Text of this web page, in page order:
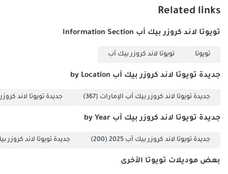
Related links
تويوتا لاند كروزر بيك آب Information Section
تويوتا تويوتا لاند كروزر بيك آب
جديدة تويوتا لاند كروزر بيك آب by Location
جديدة تويوتا لاند كروزر بيك آب الإمارات (367) جديدة تويوتا لاند
جديدة تويوتا لاند كروزر بيك آب by Year
جديدة تويوتا لاند كروزر بيك آب 2025 (200) جديدة تويوتا لاند كروزر بيك
بعض موديلات تويوتا الأخرى
الذين يُقدّرون الموثوقية العالية وقيمة إعادة البيع القصوى على حساب
مجلس التعاون الخليجي وناقل حركة أوتوماتيكي، فإنها تُجسّد التوازن
المثالي بين الأداء العريق وسهولة القيادة العصرية.
خبراء السوق. يُرجى دائماً فحص السيارة قبل الشراء.